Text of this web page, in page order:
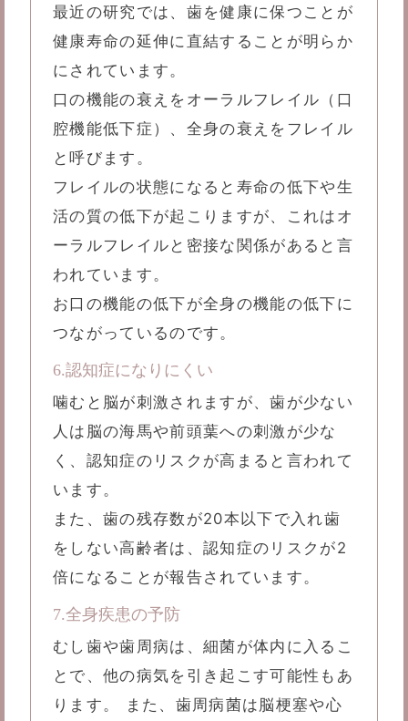
最近の研究では、歯を健康に保つことが
健康寿命の延伸に直結することが明らか
にされています。
口の機能の衰えをオーラルフレイル（口
腔機能低下症）、全身の衰えをフレイル
と呼びます。
フレイルの状態になると寿命の低下や生
活の質の低下が起こりますが、これはオ
ーラルフレイルと密接な関係があると言
われています。
お口の機能の低下が全身の機能の低下に
つながっているのです。
6.認知症になりにくい
噛むと脳が刺激されますが、歯が少ない
人は脳の海馬や前頭葉への刺激が少な
く、認知症のリスクが高まると言われて
います。
また、歯の残存数が20本以下で入れ歯
をしない高齢者は、認知症のリスクが2
倍になることが報告されています。
7.全身疾患の予防
むし歯や歯周病は、細菌が体内に入るこ
とで、他の病気を引き起こす可能性もあ
ります。 また、歯周病菌は脳梗塞や心